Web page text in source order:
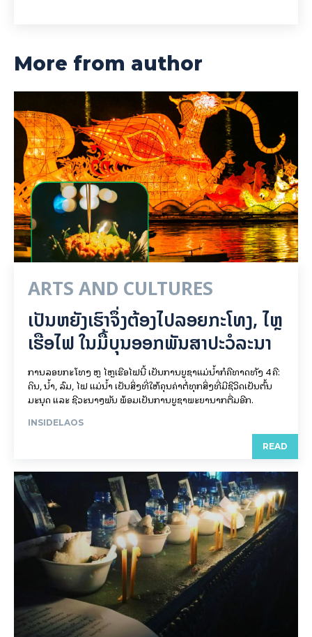
More from author
ARTS AND CULTURES
ເປັນ​ຫຍັງ​ເຮົາ​ຈຶ່ງ​ຕ້ອງ​ໄປລອຍ​ກະ​ໂທງ, ໄຫຼ​
ເຮືອ​ໄຟ ໃນ​ມື້​​ບຸນ​ອອກ​ພັນ​ສາ​ປະ​ວໍ​ລະ​ນາ
ການລອຍ​ກະ​ໂທງ ຫຼື ໄຫຼເຮືອໄຟນີ້ ເປັນການບູຊາແມ່ນໍ້າກໍຄືທາດທັງ 4 ຄື:
ດິນ, ນໍ້າ, ລົມ, ໄຟ ແມ່ນໍ້າ ເປັນສິ່ງທີ່ໃຫ້ຄຸນຄ່າຕໍ່ທຸກສິ່ງທີ່ມີຊີວິດເປັນຕົ້ນ
ມະນຸດ ແລະ ຊີວະນາໆພັນ ພ້ອມເປັນການບູຊາພະຍານາກຕື່ມອີກ.
INSIDELAOS
READ